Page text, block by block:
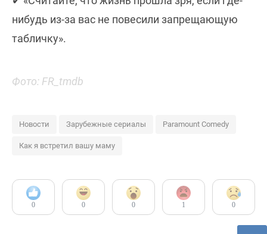
нибудь из-за вас не повесили запрещающую
табличку».
Фото: FR_tmdb
Новости Зарубежные сериалы Paramount Comedy
Как я встретил вашу маму
0 0 0 1 0